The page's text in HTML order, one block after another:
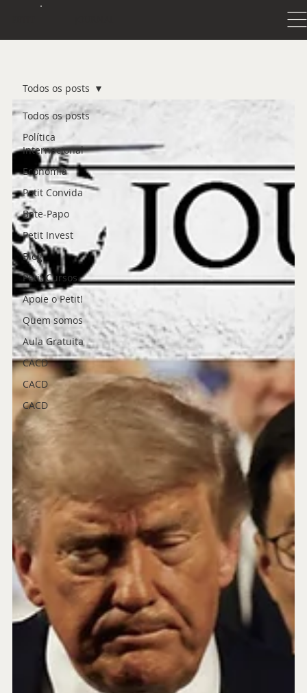
Todos os posts
Política
Internacional
Economia
Petit Convida
Bate-Papo
Petit Invest
Blog
Petit Cursos
Apoie o Petit!
Quem somos
Aula Gratuita
CACD
CACD
CACD
Todos os posts